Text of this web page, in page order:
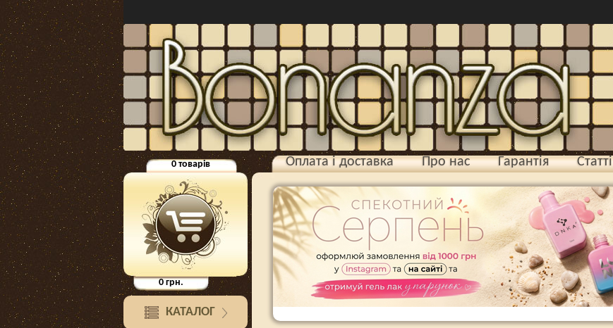
0 товарів
0грн.
КАТАЛОГ
Оплата і доставка Про нас Гарантія Статті